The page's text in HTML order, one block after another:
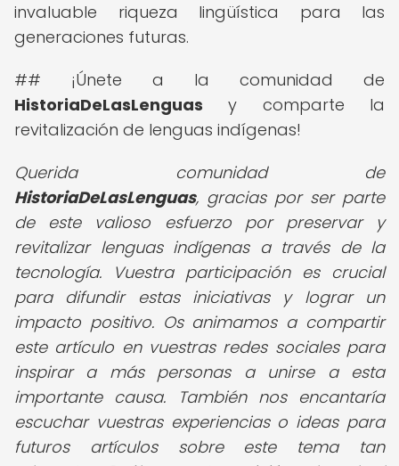
invaluable riqueza lingüística para las
generaciones futuras.
## ¡Únete a la comunidad de
HistoriaDeLasLenguas y comparte la
revitalización de lenguas indígenas!
Querida comunidad de
HistoriaDeLasLenguas, gracias por ser parte
de este valioso esfuerzo por preservar y
revitalizar lenguas indígenas a través de la
tecnología. Vuestra participación es crucial
para difundir estas iniciativas y lograr un
impacto positivo. Os animamos a compartir
este artículo en vuestras redes sociales para
inspirar a más personas a unirse a esta
importante causa. También nos encantaría
escuchar vuestras experiencias o ideas para
futuros artículos sobre este tema tan